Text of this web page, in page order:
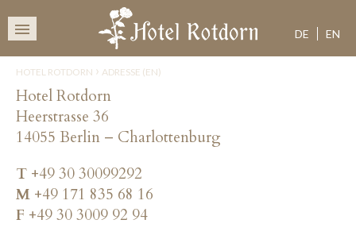
TO
CONTENT
DE EN
HOTEL ROTDORN › ADRESSE (EN)
Hotel Rotdorn
Heerstrasse 36
14055 Berlin – Charlottenburg
T +49 30 30099292
M +49 171 835 68 16
F +49 30 3009 92 94